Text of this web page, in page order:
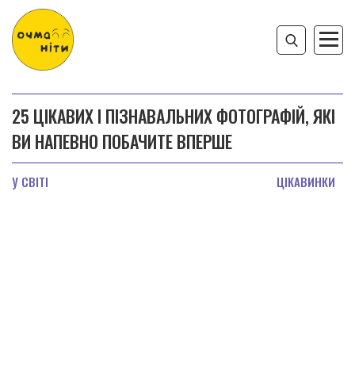
25 ЦІКАВИХ І ПІЗНАВАЛЬНИХ ФОТОГРАФІЙ, ЯКІ
ВИ НАПЕВНО ПОБАЧИТЕ ВПЕРШЕ
У СВІТІ ЦІКАВИНКИ